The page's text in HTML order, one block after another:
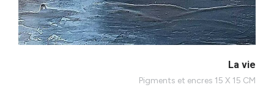
La vie
Pigments et encres 15 X 15 CM